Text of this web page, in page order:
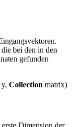
bei den in den
gefunden
y, Collection matrix)
Dimension der